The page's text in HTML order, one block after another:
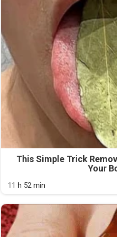
This Simple Trick
Your
11 h 52 min